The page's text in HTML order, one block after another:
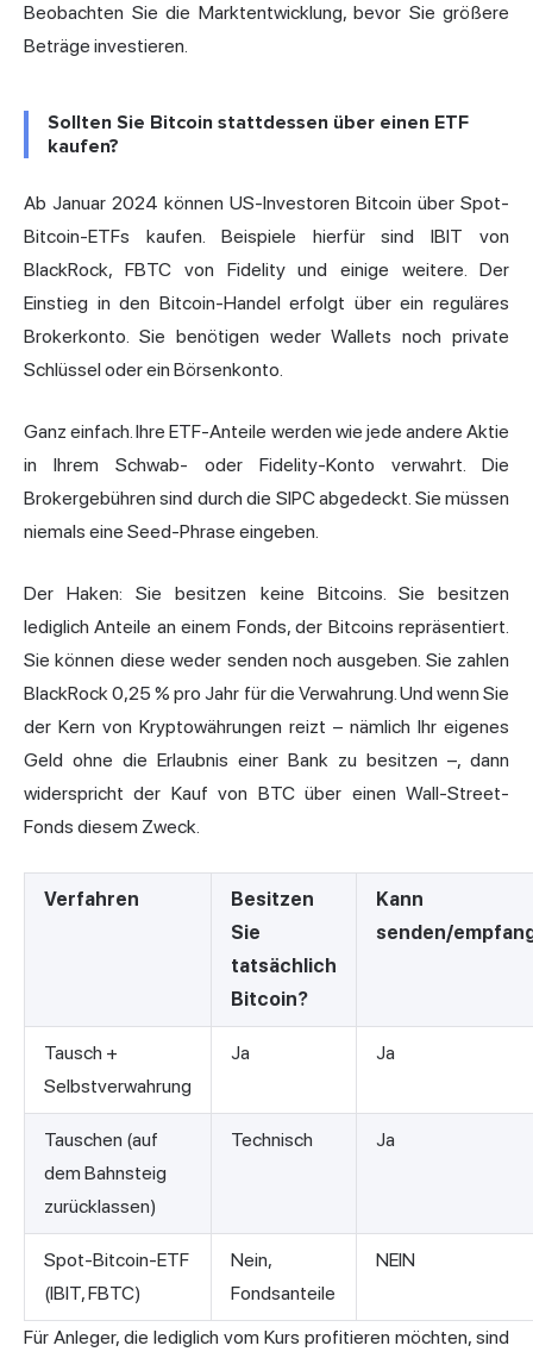
Beobachten Sie die Marktentwicklung, bevor Sie größere
Beträge investieren.
Sollten Sie Bitcoin stattdessen über einen ETF
kaufen?
Ab Januar 2024 können US-Investoren Bitcoin über Spot-
Bitcoin-ETFs kaufen. Beispiele hierfür sind IBIT von
BlackRock, FBTCvon Fidelity und einige weitere. Der
Einstieg in den Bitcoin-Handel erfolgt über ein reguläres
Brokerkonto. Sie benötigen weder Wallets noch private
Schlüssel oder ein Börsenkonto.
Ganz einfach. Ihre ETF-Anteile werden wie jede andere Aktie
in Ihrem Schwab- oder Fidelity-Konto verwahrt. Die
Brokergebühren sind durch die SIPC abgedeckt. Sie müssen
niemals eine Seed-Phrase eingeben.
Der Haken: Sie besitzen keine Bitcoins. Sie besitzen
lediglich Anteile an einem Fonds, der Bitcoins repräsentiert.
Sie können diese weder senden noch ausgeben. Sie zahlen
BlackRock 0,25 % pro Jahr für die Verwahrung. Und wenn Sie
der Kern von Kryptowährungen reizt – nämlich Ihr eigenes
Geld ohne die Erlaubnis einer Bank zu besitzen –, dann
widerspricht der Kauf von BTC über einen Wall-Street-
Fonds diesem Zweck.
Verfahren
Besitzen
Sie
tatsächlich
Bitcoin?
Kann
senden/
Tausch +
Selbstverwahrung
Ja Ja
Tauschen (auf
dem Bahnsteig
zurücklassen)
Technisch Ja
Spot-Bitcoin-ETF
(IBIT, FBTC)
Nein,
Fondsanteile
NEIN
Für Anleger, die lediglich vom Kurs profitieren möchten, sind